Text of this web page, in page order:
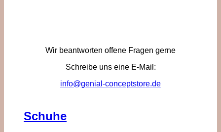
Schuhe
Wir beantworten offene Fragen gerne
Schreibe uns eine E-Mail:
info@genial-conceptstore.de